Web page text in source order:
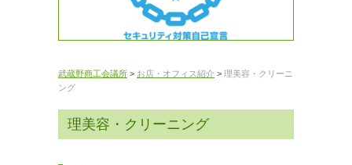
武蔵野商工会議所 > お店・オフィス紹介 > 理美容・クリーニ
ング
理美容・クリーニング